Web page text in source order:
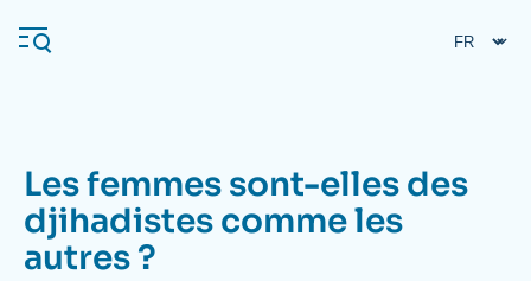
au
contenu
Navigation
principale
L'Ifri
Les femmes sont-elles des
djihadistes comme les
autres ?